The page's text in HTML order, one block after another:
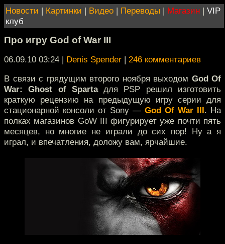
Новости | Картинки | Видео | Переводы | Магазин | VIP
клуб
Про игру God of War III
06.09.10 03:24 | Denis Spender | 246 комментариев
В связи с грядущим второго ноября выходом God Of
War: Ghost of Spartaдля PSP решил изготовить
краткую рецензию на предыдущую игру серии для
стационарной консоли от Sony — God Of War III. На
полках магазинов GoW III фигурирует уже почти пять
месяцев, но многие не играли до сих пор! Ну а я
играл, и впечатления, доложу вам, ярчайшие.